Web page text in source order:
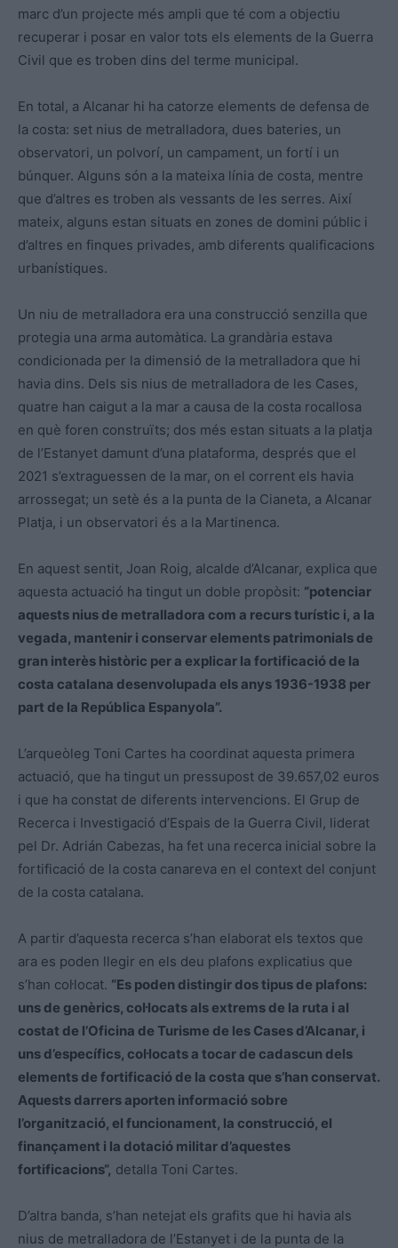
marc d’un projecte més ampli que té com a objectiu
recuperar i posar en valor tots els elements de la Guerra
Civil que es troben dins del terme municipal.
En total, a Alcanar hi ha catorze elements de defensa de
la costa: set nius de metralladora, dues bateries, un
observatori, un polvorí, un campament, un fortí i un
búnquer. Alguns són a la mateixa línia de costa, mentre
que d’altres es troben als vessants de les serres. Així
mateix, alguns estan situats en zones de domini públic i
d’altres en finques privades, amb diferents qualificacions
urbanístiques.
Un niu de metralladora era una construcció senzilla que
protegia una arma automàtica. La grandària estava
condicionada per la dimensió de la metralladora que hi
havia dins. Dels sis nius de metralladora de les Cases,
quatre han caigut a la mar a causa de la costa rocallosa
en què foren construïts; dos més estan situats a la platja
de l’Estanyet damunt d’una plataforma, després que el
2021 s’extraguessen de la mar, on el corrent els havia
arrossegat; un setè és a la punta de la Cianeta, a Alcanar
Platja, i un observatori és a la Martinenca.
En aquest sentit, Joan Roig, alcalde d’Alcanar, explica que
aquesta actuació ha tingut un doble propòsit: “potenciar
aquests nius de metralladora com a recurs turístic i, a la
vegada, mantenir i conservar elements patrimonials de
gran interès històric per a explicar la fortificació de la
costa catalana desenvolupada els anys 1936-1938 per
part de la República Espanyola”.
L’arqueòleg Toni Cartes ha coordinat aquesta primera
actuació, que ha tingut un pressupost de 39.657,02 euros
i que ha constat de diferents intervencions. El Grup de
Recerca i Investigació d’Espais de la Guerra Civil, liderat
pel Dr. Adrián Cabezas, ha fet una recerca inicial sobre la
fortificació de la costa canareva en el context del conjunt
de la costa catalana.
A partir d’aquesta recerca s’han elaborat els textos que
ara es poden llegir en els deu plafons explicatius que
s’han col·locat. “Es poden distingir dos tipus de plafons:
uns de genèrics, col·locats als extrems de la ruta i al
costat de l’Oficina de Turisme de les Cases d’Alcanar, i
uns d’específics, col·locats a tocar de cadascun dels
elements de fortificació de la costa que s’han conservat.
Aquests darrers aporten informació sobre
l’organització, el funcionament, la construcció, el
finançament i la dotació militar d’aquestes
fortificacions“, detalla Toni Cartes.
D’altra banda, s’han netejat els grafits que hi havia als
nius de metralladora de l’Estanyet i de la punta de la